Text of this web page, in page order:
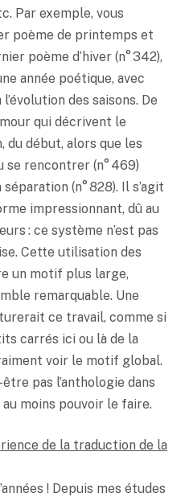
Par exemple, vous
poème de printemps et
poème d’hiver (n° 342),
année poétique, avec
des saisons. De
qui décrivent le
du début, alors que les
se rencontrer (n° 469)
(n° 828). Il s’agit
impressionnant, dû au
: ce système n’est pas
Cette utilisation des
un motif plus large,
remarquable. Une
ce travail, comme si
carrés ici ou là de la
voir le motif global.
pas l’anthologie dans
moins pouvoir le faire.
de la traduction de la
! Depuis mes études